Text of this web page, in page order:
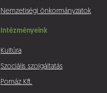
Nemzetiségi önkormányzatok
Intézményeink
Kultúra
Szociális szolgáltatás
Pomáz Kft.